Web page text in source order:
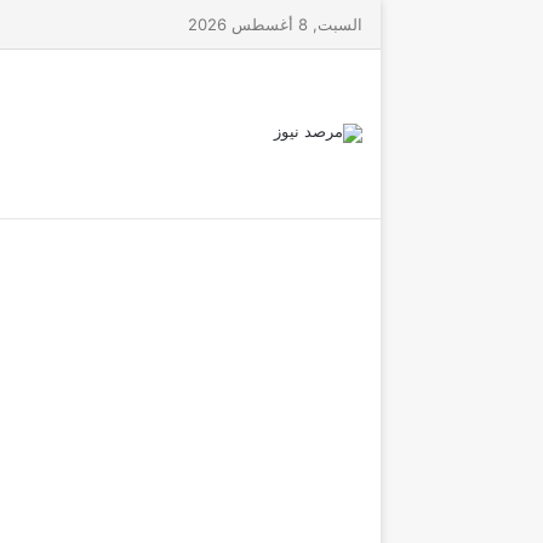
السبت, 8 أغسطس 2026